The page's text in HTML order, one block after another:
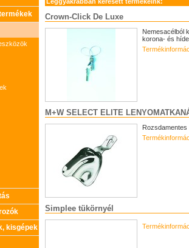
kisgépek
Crown-Click De Luxe
Nemesacélból
korona- és
M+W SELECT ELITE
Simplee tükörnyél